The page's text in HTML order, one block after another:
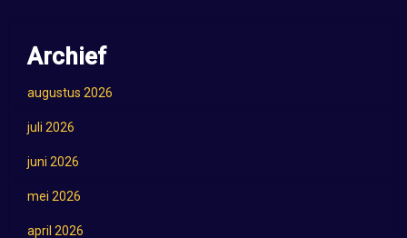
Archief
augustus 2026
juli 2026
juni 2026
mei 2026
april 2026